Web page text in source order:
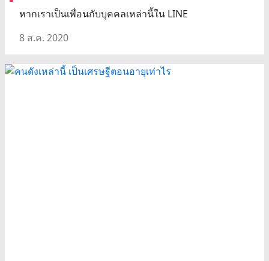
หากเราเป็นเพื่อนกับบุคคลเหล่านี้ใน LINE
8 ส.ค. 2020